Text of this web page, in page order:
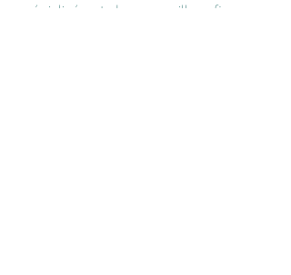
spécialisés et des conseillers fiscaux